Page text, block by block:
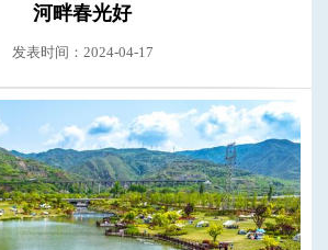
河畔春光好
发表时间：2024-04-17